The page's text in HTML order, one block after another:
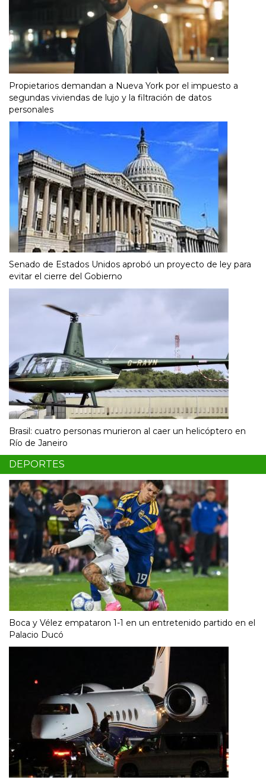
Propietarios demandan a Nueva York por el impuesto a
segundas viviendas de lujo y la filtración de datos
personales
Senado de Estados Unidos aprobó un proyecto de ley para
evitar el cierre del Gobierno
Brasil: cuatro personas murieron al caer un helicóptero en
Río de Janeiro
DEPORTES
Boca y Vélez empataron 1-1 en un entretenido partido en el
Palacio Ducó